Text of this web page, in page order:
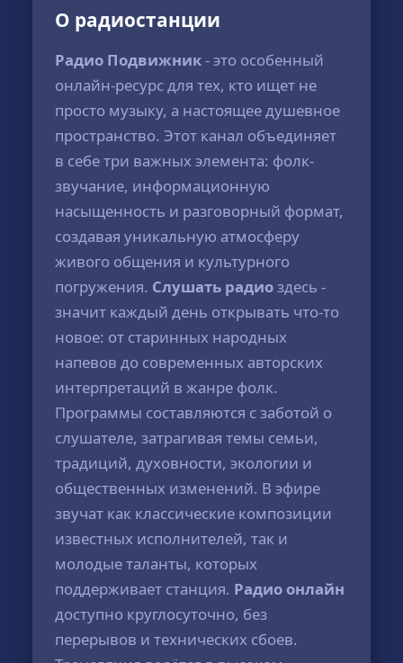
О радиостанции
Радио Подвижник- это особенный
онлайн-ресурс для тех, кто ищет не
просто музыку, а настоящее душевное
пространство. Этот канал объединяет
в себе три важных элемента: фолк-
звучание, информационную
насыщенность и разговорный формат,
создавая уникальную атмосферу
живого общения и культурного
погружения. Слушать радиоздесь -
значит каждый день открывать что-то
новое: от старинных народных
напевов до современных авторских
интерпретаций в жанре фолк.
Программы составляются с заботой о
слушателе, затрагивая темы семьи,
традиций, духовности, экологии и
общественных изменений. В эфире
звучат как классические композиции
известных исполнителей, так и
молодые таланты, которых
поддерживает станция. Радио онлайн
доступно круглосуточно, без
перерывов и технических сбоев.